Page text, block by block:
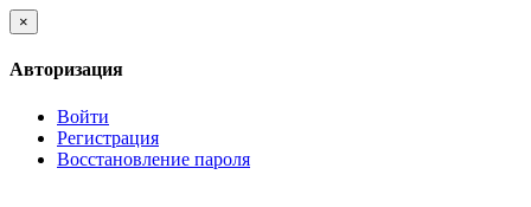
×
Авторизация
Войти
Регистрация
Восстановление пароля